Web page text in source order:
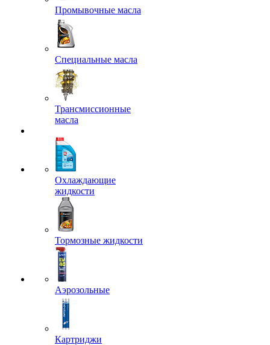
Промывочные масла
Специальные масла
Трансмиссионные
масла
Охлаждающие
жидкости
Тормозные жидкости
Аэрозольные
Картриджи